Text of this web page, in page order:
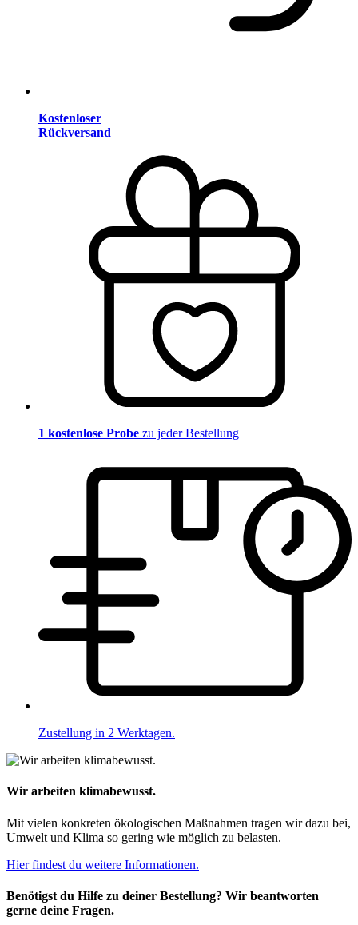
Kostenloser
Rückversand
1 kostenlose Probe zu jeder Bestellung
Zustellung in 2 Werktagen.
Wir arbeiten klimabewusst.
Mit vielen konkreten ökologischen Maßnahmen tragen wir dazu bei,
Umwelt und Klima so gering wie möglich zu belasten.
Hier findest du weitere Informationen.
Benötigst du Hilfe zu deiner Bestellung? Wir beantworten
gerne deine Fragen.